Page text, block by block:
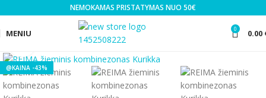
NEMOKAMAS PRISTATYMAS NUO 50€
MENIU 0 0.00
-43%
Click to enlarge